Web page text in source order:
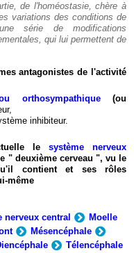
de l'homéostasie, chère à
variations des conditions de
série de modifications
qui lui permettent de
antagonistes de l'activité
orthosympathique(ou
inhibiteur.
le système nerveux
" deuxième cerveau ", vu le
contient et ses rôles
même
nerveux central
Moelle
Mésencéphale
Télencéphale